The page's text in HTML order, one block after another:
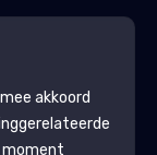
akkoord
moment